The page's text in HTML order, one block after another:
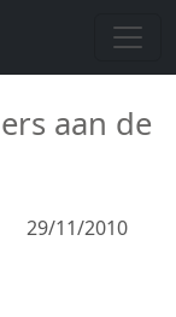
aan de
29/11/2010